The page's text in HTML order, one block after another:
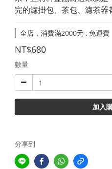
完的濾掛包、茶包、濾茶器
全店，消費滿2000元 , 免運費
NT$680
數量
加入
分享到